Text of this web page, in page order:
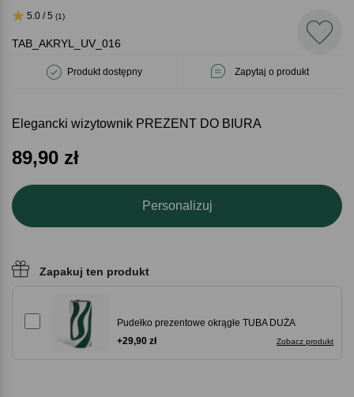
TAB_AKRYL_UV_016
Produkt dostępny Zapytaj o produkt
5.0 / 5 (1)
Elegancki wizytownik PREZENT DO BIURA
89,90 zł
Personalizuj
Zapakuj ten produkt
Pudełko prezentowe okrągłe TUBA DUŻA
Zobacz produkt
+29,90 zł